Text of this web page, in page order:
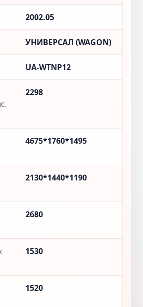
2002.05
УНИВЕРСАЛ (WAGON)
UA-WTNP12
2298
4675*1760*1495
2130*1440*1190
2680
1530
1520